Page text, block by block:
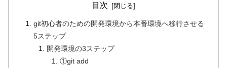
目次
git初心者のための開発環境から本番環境へ移行させる
5ステップ
開発環境の3ステップ
①git add